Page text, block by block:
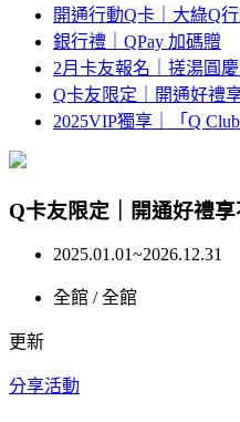
開通行動Q卡｜大綠Q
銀行禮｜QPay 加碼贈
2月卡友報名｜搓湯圓
Q卡友限定｜開通好禮
2025VIP獨享｜「Q
Q卡友限定｜開通好禮
2025.01.01~2026.12.31
全館 /全館
更新
分享活動